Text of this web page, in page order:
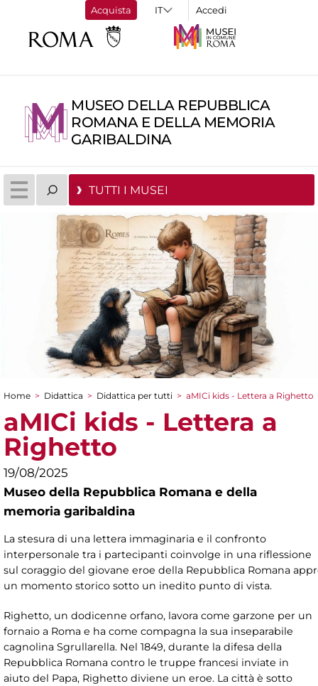
Acquista Accedi
MUSEO DELLA REPUBBLICA
ROMANA E DELLA MEMORIA
GARIBALDINA
TUTTI I MUSEI
Tu sei qui
Home > Didattica > Didattica per tutti > aMICi kids - Lettera a Righetto
aMICi kids - Lettera a
Righetto
19/08/2025
Museo della Repubblica Romana e della
memoria garibaldina
La stesura di una lettera immaginaria e il confronto
interpersonale tra i partecipanti coinvolge in una riflessione
sul coraggio del giovane eroe della Repubblica Romana
un momento storico sotto un inedito punto di vista.
Righetto, un dodicenne orfano, lavora come garzone per un
fornaio a Roma e ha come compagna la sua inseparabile
cagnolina Sgrullarella. Nel 1849, durante la difesa della
Repubblica Romana contro le truppe francesi inviate in
aiuto del Papa, Righetto diviene un eroe. La città è sotto